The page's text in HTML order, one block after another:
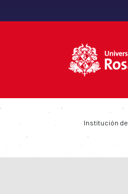
Institución